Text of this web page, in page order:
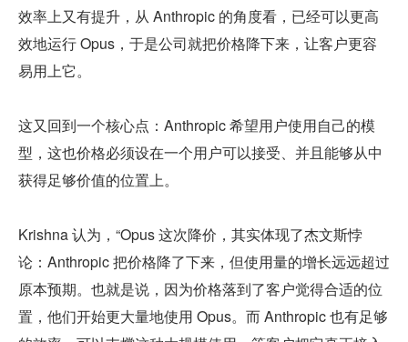
效率上又有提升，从 Anthropic 的角度看，已经可以更高
效地运行 Opus，于是公司就把价格降下来，让客户更容
易用上它。
这又回到一个核心点：Anthropic 希望用户使用自己的模
型，这也价格必须设在一个用户可以接受、并且能够从中
获得足够价值的位置上。
Krishna 认为，“Opus 这次降价，其实体现了杰文斯悖
论：Anthropic 把价格降了下来，但使用量的增长远远超过
原本预期。也就是说，因为价格落到了客户觉得合适的位
置，他们开始更大量地使用 Opus。而 Anthropic 也有足够